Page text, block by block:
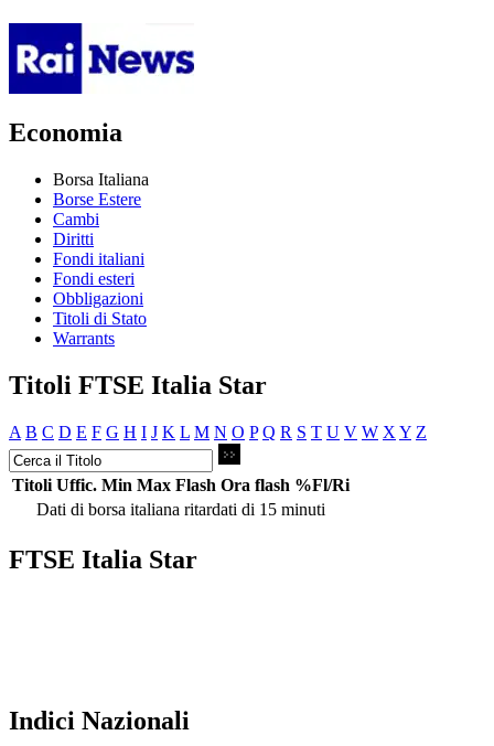
Economia
Borsa Italiana
Borse Estere
Cambi
Diritti
Fondi italiani
Fondi esteri
Obbligazioni
Titoli di Stato
Warrants
Titoli FTSE Italia Star
A B C D E F G H I J K L M N O P Q R S T U V W X Y Z
Titoli Uffic. Min Max Flash Ora flash %Fl/Ri
Dati di borsa italiana ritardati di 15 minuti
FTSE Italia Star
Indici Nazionali